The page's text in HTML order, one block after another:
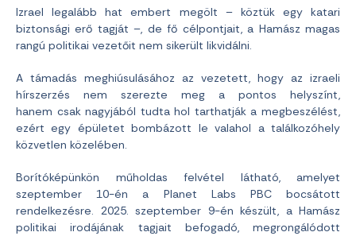
Izrael legalább hat embert megölt – köztük egy katari
biztonsági erő tagját –, de fő célpontjait, a Hamász magas
rangú politikai vezetőit nem sikerült likvidálni.
A támadás meghiúsulásához az vezetett, hogy az izraeli
hírszerzés nem szerezte meg a pontos helyszínt,
hanem csak nagyjából tudta hol tarthatják a megbeszélést,
ezért egy épületet bombázott le valahol a találkozóhely
közvetlen közelében.
Borítóképünkön műholdas felvétel látható, amelyet
szeptember 10-én a Planet Labs PBC bocsátott
rendelkezésre. 2025. szeptember 9-én készült, a Hamász
politikai irodájának tagjait befogadó, megrongálódott